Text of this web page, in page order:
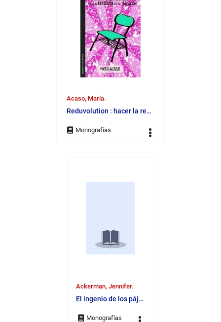
Acaso, María.
Reduvolution : hacer la revolución en la educación
Ackerman, Jennifer.
El ingenio de los pájaros